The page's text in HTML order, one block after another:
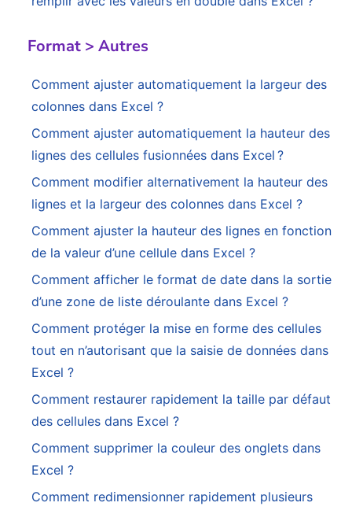
Format > Autres
Comment ajuster automatiquement la largeur des
colonnes dans Excel ?
Comment ajuster automatiquement la hauteur des
lignes des cellules fusionnées dans Excel ?
Comment modifier alternativement la hauteur des
lignes et la largeur des colonnes dans Excel ?
Comment ajuster la hauteur des lignes en fonction
de la valeur d’une cellule dans Excel ?
Comment afficher le format de date dans la sortie
d’une zone de liste déroulante dans Excel ?
Comment protéger la mise en forme des cellules
tout en n’autorisant que la saisie de données dans
Excel ?
Comment restaurer rapidement la taille par défaut
des cellules dans Excel ?
Comment supprimer la couleur des onglets dans
Excel ?
Comment redimensionner rapidement plusieurs